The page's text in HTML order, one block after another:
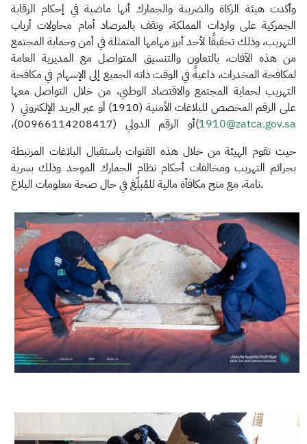
وأكدت هيئة الزكاة والضريبة والجمارك أنها ماضية في إحكام الرقابة
الجمركية على واردات المملكة، وتقف بالمرصاد أمام محاولات أرباب
التهريب، وذلك تحقيقًا لأحد أبرز مهامها المتمثلة في أمن وحماية المجتمع
من هذه الآفات، بالتعاون والتنسيق المتواصل مع المديرية العامة
لمكافحة المخدرات، داعيةً في الوقت ذاته الجميع إلى الإسهام في مكافحة
التهريب لحماية المجتمع والاقتصاد الوطني، من خلال التواصل معها
على الرقم المخصص للبلاغات الأمنية (1910) أو عبر البريد الإلكتروني (
1910@zatca.gov.sa
)أو الرقم الدولي (00966114208417)،
حيث تقوم الهيئة من خلال هذه القنوات باستقبال البلاغات المرتبطة
بجرائم التهريب ومخالفات أحكام نظام الجمارك الموحد وذلك بسرية
تامة، مع منح مكافأة مالية للمُبلّغ في حال صحة معلومات البلاغ.